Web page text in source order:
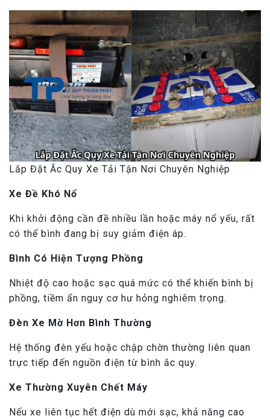
Lắp Đặt Ắc Quy Xe Tải Tận Nơi Chuyên Nghiệp
Xe Đề Khó Nổ
Khi khởi động cần đề nhiều lần hoặc máy nổ yếu, rất
có thể bình đang bị suy giảm điện áp.
Bình Có Hiện Tượng Phồng
Nhiệt độ cao hoặc sạc quá mức có thể khiến bình bị
phồng, tiềm ẩn nguy cơ hư hỏng nghiêm trọng.
Đèn Xe Mờ Hơn Bình Thường
Hệ thống đèn yếu hoặc chập chờn thường liên quan
trực tiếp đến nguồn điện từ bình ắc quy.
Xe Thường Xuyên Chết Máy
Nếu xe liên tục hết điện dù mới sạc, khả năng cao